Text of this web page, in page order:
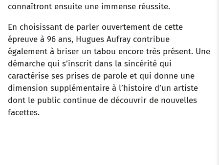
connaîtront ensuite une immense réussite.
En choisissant de parler ouvertement de cette
épreuve à 96 ans, Hugues Aufray contribue
également à briser un tabou encore très présent. Une
démarche qui s’inscrit dans la sincérité qui
caractérise ses prises de parole et qui donne une
dimension supplémentaire à l’histoire d’un artiste
dont le public continue de découvrir de nouvelles
facettes.